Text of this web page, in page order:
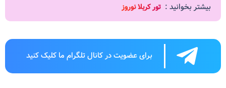
بیشتر بخوانید : تور کربلا نوروز
برای عضویت در کانال تلگرام ما کلیک کنید